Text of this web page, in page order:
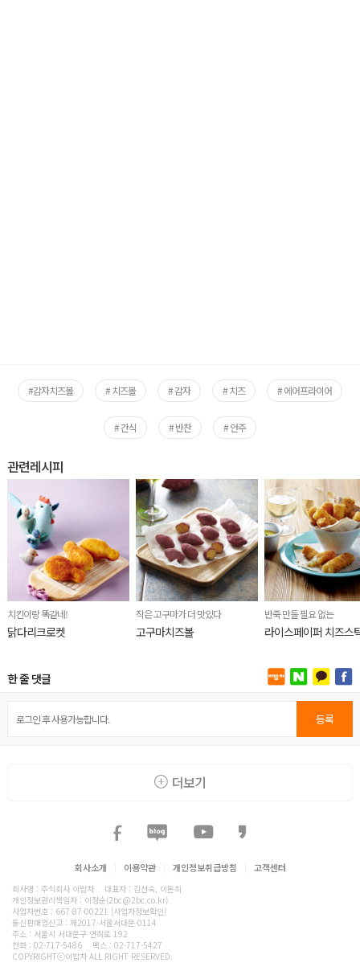
#감자치즈볼 # 치즈볼 # 감자 # 치즈 # 에어프라이어
# 간식 # 반찬 # 안주
관련레시피
치킨이랑 똑같네!
닭다리크로켓
작은 고구마가 더 맛있다
고구마치즈볼
반죽 만들 필요 없는
라이스페이퍼 치즈스
한 줄 댓글
등록
더보기
회사소개 이용약관 개인정보취급방침 고객센터
회사명 : 주식회사 이밥차
대표자 : 김선숙, 이돈희
개인정보관리책임자 : 이정순(2bc@2bc.co.kr)
사업자번호 : 667-87-00221 [사업자정보확인]
통신판매업신고 : 제2017-서울서대문-0114
주소 : 서울시 서대문구 연희로 192
전화 :02-717-5486
팩스 : 02-717-5427
COPYRIGHTⓒ이밥차 ALL RIGHT RESERVED.